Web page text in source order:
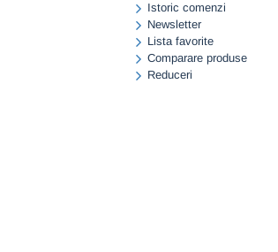
Istoric comenzi
Newsletter
Lista favorite
Comparare produse
Reduceri